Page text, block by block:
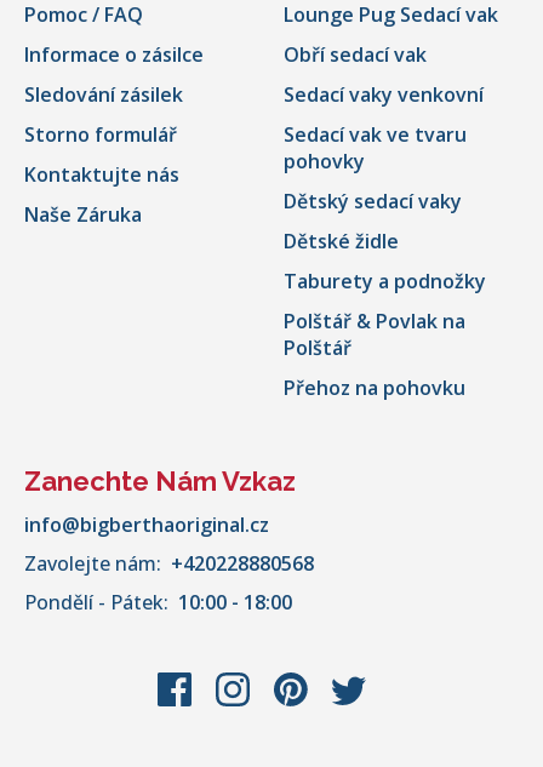
Pomoc / FAQ
Informace o zásilce
Sledování zásilek
Storno formulář
Kontaktujte nás
Naše Záruka
Lounge Pug Sedací vak
Obří sedací vak
Sedací vaky venkovní
Sedací vak ve tvaru
pohovky
Dětský sedací vaky
Dětské židle
Taburety a podnožky
Polštář & Povlak na
Polštář
Přehoz na pohovku
Zanechte Nám Vzkaz
info@bigberthaoriginal.cz
Zavolejte nám: +420228880568
Pondělí - Pátek: 10:00 - 18:00